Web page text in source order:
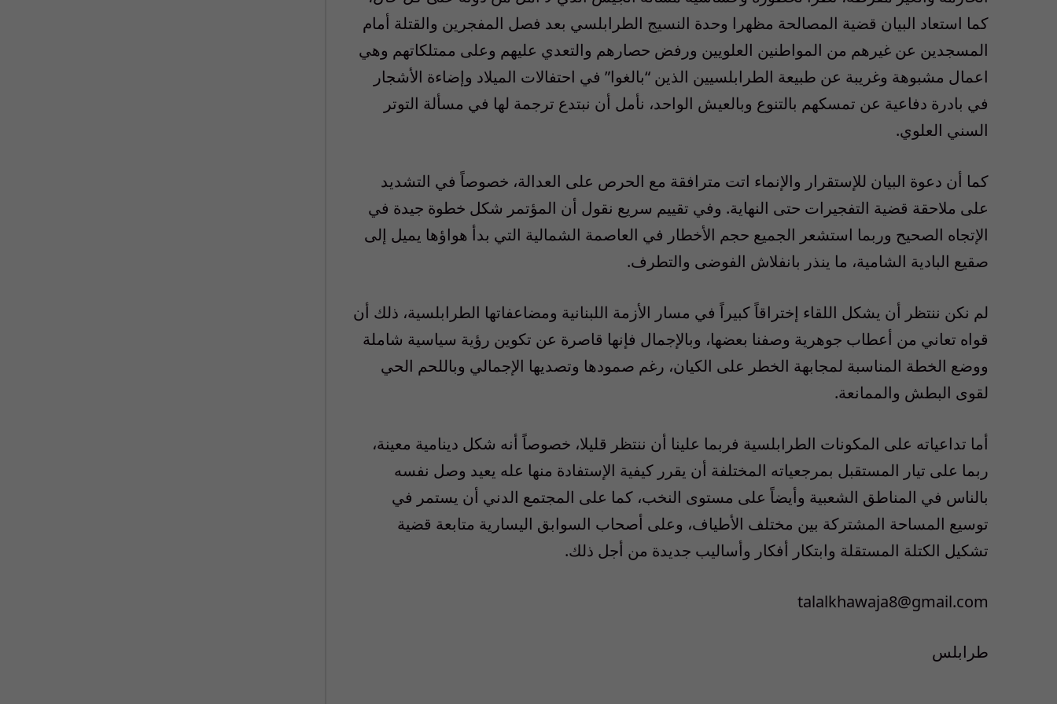
كما استعاد البيان قضية المصالحة مظهرا وحدة النسيج الطرابلسي بعد فصل المفجرين والقتلة أمام
المسجدين عن غيرهم من المواطنين العلويين ورفض حصارهم والتعدي عليهم وعلى ممتلكاتهم وهي
اعمال مشبوهة وغريبة عن طبيعة الطرابلسيين الذين “بالغوا” في احتفالات الميلاد وإضاءة الأشجار
في بادرة دفاعية عن تمسكهم بالتنوع وبالعيش الواحد، نأمل أن نبتدع ترجمة لها في مسألة التوتر
السني العلوي.
كما أن دعوة البيان للإستقرار والإنماء اتت مترافقة مع الحرص على العدالة، خصوصاً في التشديد
على ملاحقة قضية التفجيرات حتى النهاية. وفي تقييم سريع نقول أن المؤتمر شكل خطوة جيدة في
الإتجاه الصحيح وربما استشعر الجميع حجم الأخطار في العاصمة الشمالية التي بدأ هواؤها يميل إلى
صقيع البادية الشامية، ما ينذر بانفلاش الفوضى والتطرف.
لم نكن ننتظر أن يشكل اللقاء إختراقاً كبيراً في مسار الأزمة اللبنانية ومضاعفاتها الطرابلسية، ذلك أن
قواه تعاني من أعطاب جوهرية وصفنا بعضها، وبالإجمال فإنها قاصرة عن تكوين رؤية سياسية شاملة
ووضع الخطة المناسبة لمجابهة الخطر على الكيان، رغم صمودها وتصديها الإجمالي وباللحم الحي
لقوى البطش والممانعة.
أما تداعياته على المكونات الطرابلسية فربما علينا أن ننتظر قليلا، خصوصاً أنه شكل دينامية معينة،
ربما على تيار المستقبل بمرجعياته المختلفة أن يقرر كيفية الإستفادة منها عله يعيد وصل نفسه
بالناس في المناطق الشعبية وأيضاً على مستوى النخب، كما على المجتمع الدني أن يستمر في
توسيع المساحة المشتركة بين مختلف الأطياف، وعلى أصحاب السوابق اليسارية متابعة قضية
تشكيل الكتلة المستقلة وابتكار أفكار وأساليب جديدة من أجل ذلك.
talalkhawaja8@gmail.com
طرابلس